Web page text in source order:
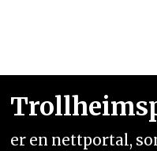
er en nettportal,